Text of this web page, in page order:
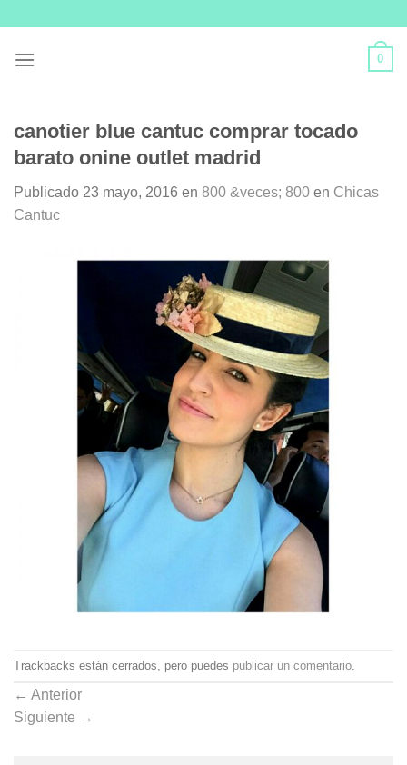
content
0
canotier blue cantuc comprar tocado
barato onine outlet madrid
Publicado 23 mayo, 2016 en 800 &veces; 800 en Chicas
Cantuc
Trackbacks están cerrados, pero puedes publicar un comentario
← Anterior
Siguiente →